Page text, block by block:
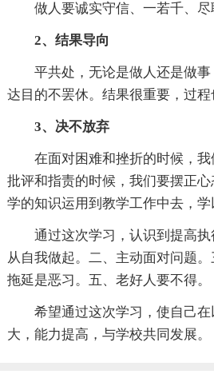
做人要诚实守信、一若千、尽
2、结果导向
平共处，无论是做人还是做
达目的不罢休。结果很重要，过程
3、决不放弃
在面对困难和挫折的时候，
批评和指责的时候，我们要摆正
学的知识运用到教学工作中去，学
通过这次学习，认识到提高执
从自我做起。二、主动面对问题。
拖延是恶习。五、老好人要不得。
希望通过这次学习，使自己
大，能力提高，与学校共同发展。